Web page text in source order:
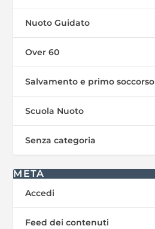
Nuoto Guidato
Over 60
Salvamento e primo soccorso
Scuola Nuoto
Senza categoria
META
Accedi
Feed dei contenuti